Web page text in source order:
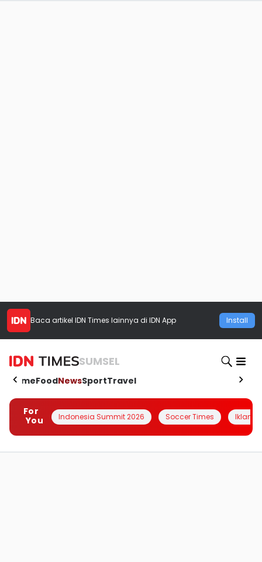
Baca artikel IDN Times lainnya di IDN App Install
SUMSEL
HomeFoodNewsSportTravel
For
You
Indonesia Summit 2026 Soccer Times Iklanin